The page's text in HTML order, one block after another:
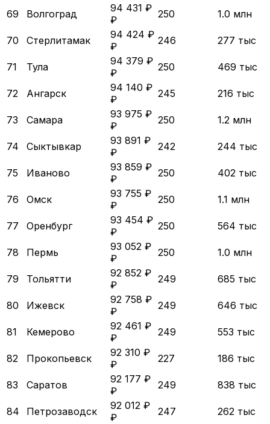
69 Волгоград
94 431 ₽
₽
250 1.0 млн
70 Стерлитамак
94 424 ₽
₽
246 277 тыс
71 Тула
94 379 ₽
₽
250 469 тыс
72 Ангарск
94 140 ₽
₽
245 216 тыс
73 Самара
93 975 ₽
₽
250 1.2 млн
74 Сыктывкар
93 891 ₽
₽
242 244 тыс
75 Иваново
93 859 ₽
₽
250 402 тыс
76 Омск
93 755 ₽
₽
250 1.1 млн
77 Оренбург
93 454 ₽
₽
250 564 тыс
78 Пермь
93 052 ₽
₽
250 1.0 млн
79 Тольятти
92 852 ₽
₽
249 685 тыс
80 Ижевск
92 758 ₽
₽
249 646 тыс
81 Кемерово
92 461 ₽
₽
249 553 тыс
82 Прокопьевск
92 310 ₽
₽
227 186 тыс
83 Саратов
92 177 ₽
₽
249 838 тыс
84 Петрозаводск
92 012 ₽
₽
247 262 тыс